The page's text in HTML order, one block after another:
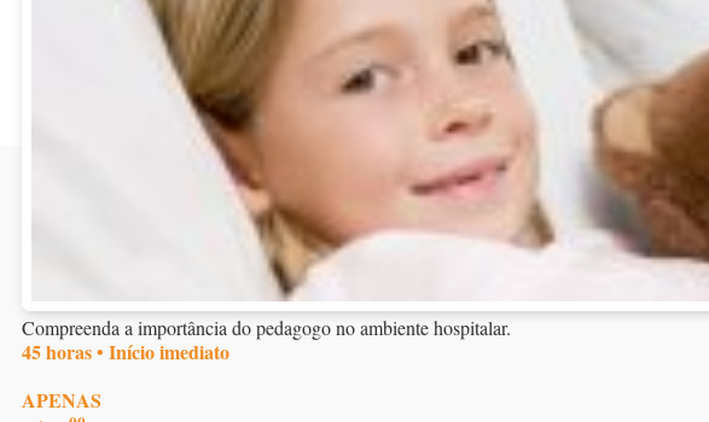
Compreenda a importância do pedagogo no ambiente hospitalar.
45 horas • Início imediato
APENAS